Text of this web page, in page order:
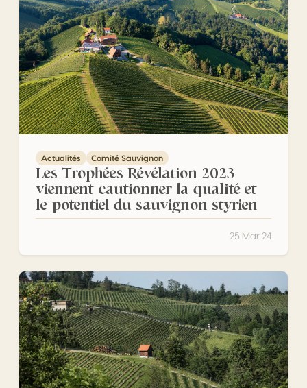
Actualités Comité Sauvignon
Les Trophées Révélation 2023
viennent cautionner la qualité et
le potentiel du sauvignon styrien
25 Mar 24
Les clés pour mieux comprendre la multiplicité des